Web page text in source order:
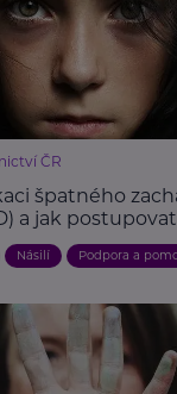
ČR
špatného
a jak postupovat
Násilí Podpora a